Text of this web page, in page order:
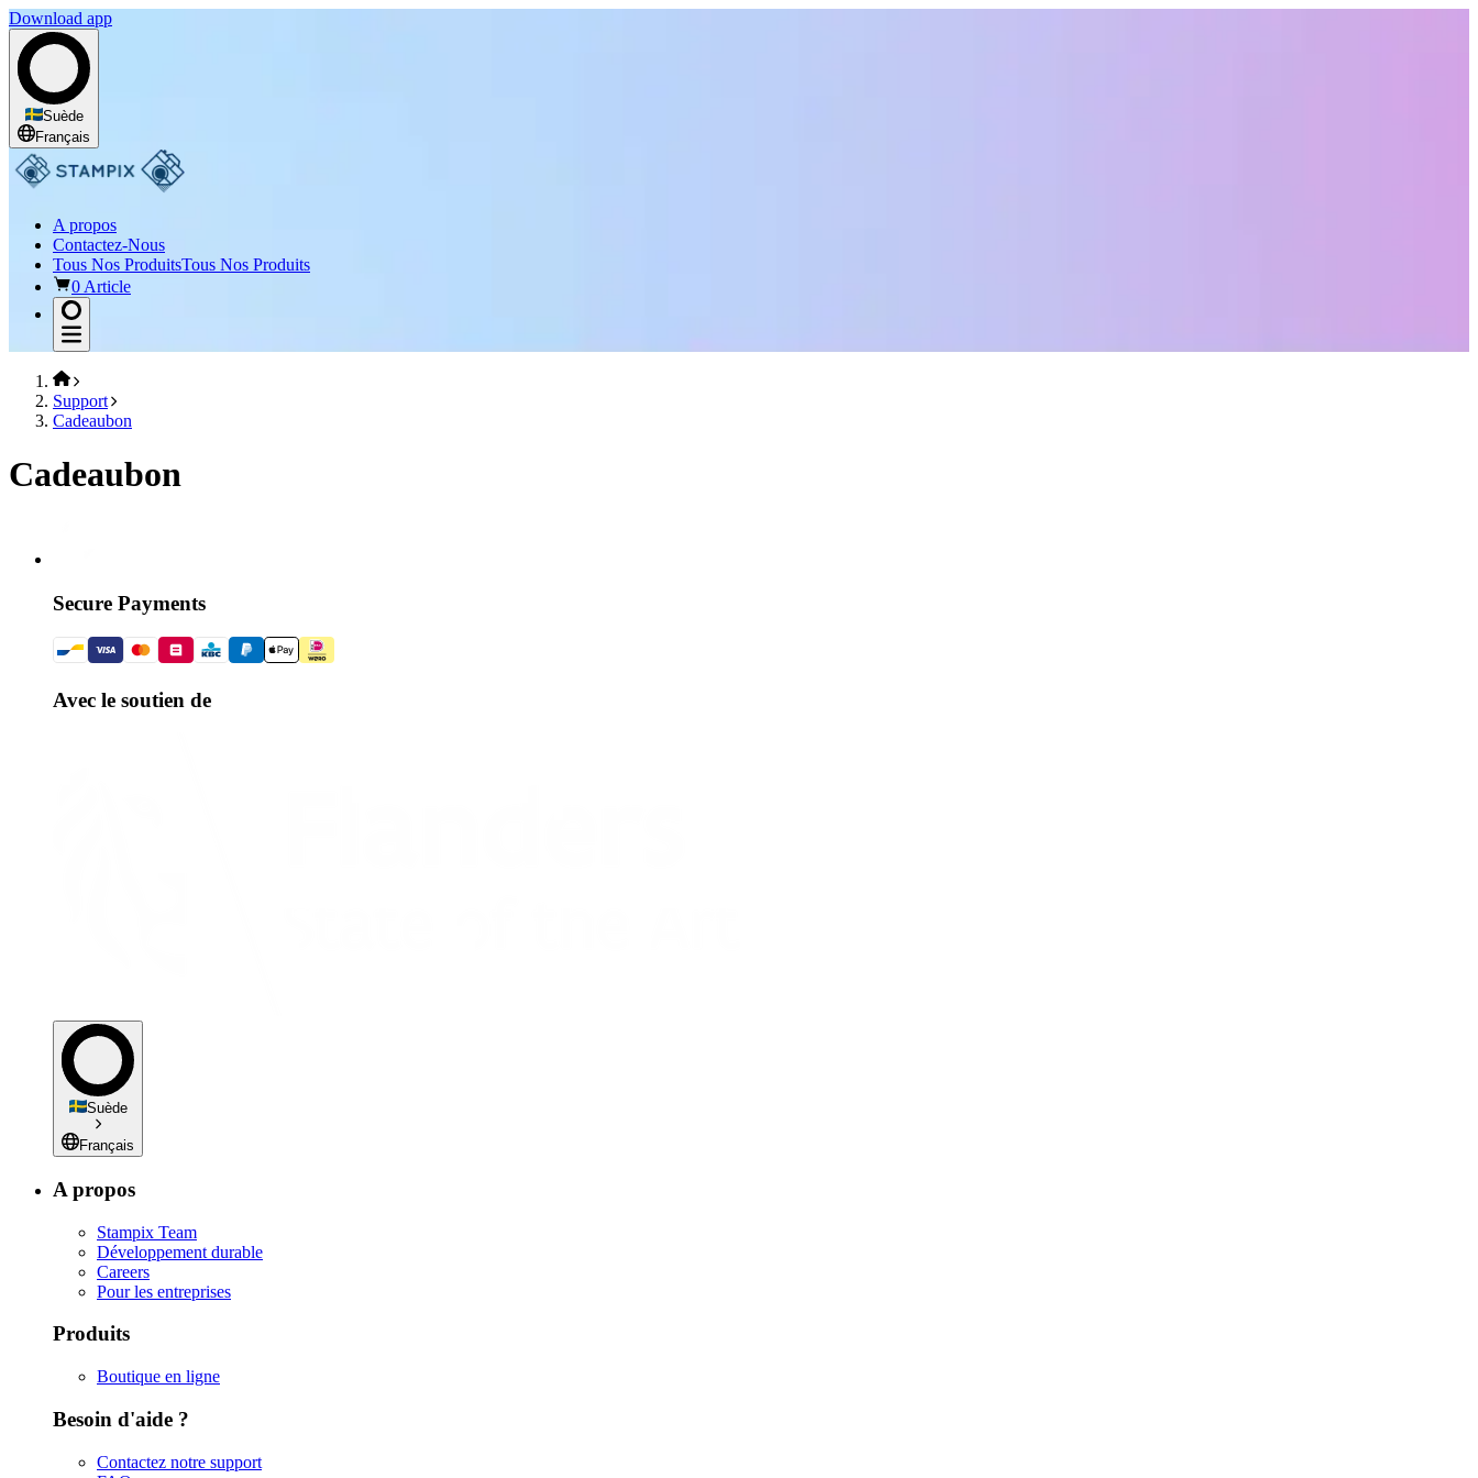
Download app
Suède
Français
A propos
Contactez-Nous
Tous Nos ProduitsTous Nos Produits
0 Article
Support
Cadeaubon
Cadeaubon
Secure Payments
Avec le soutien de
Suède
Français
A propos
Stampix Team
Développement durable
Careers
Pour les entreprises
Produits
Boutique en ligne
Besoin d'aide ?
Contactez notre support